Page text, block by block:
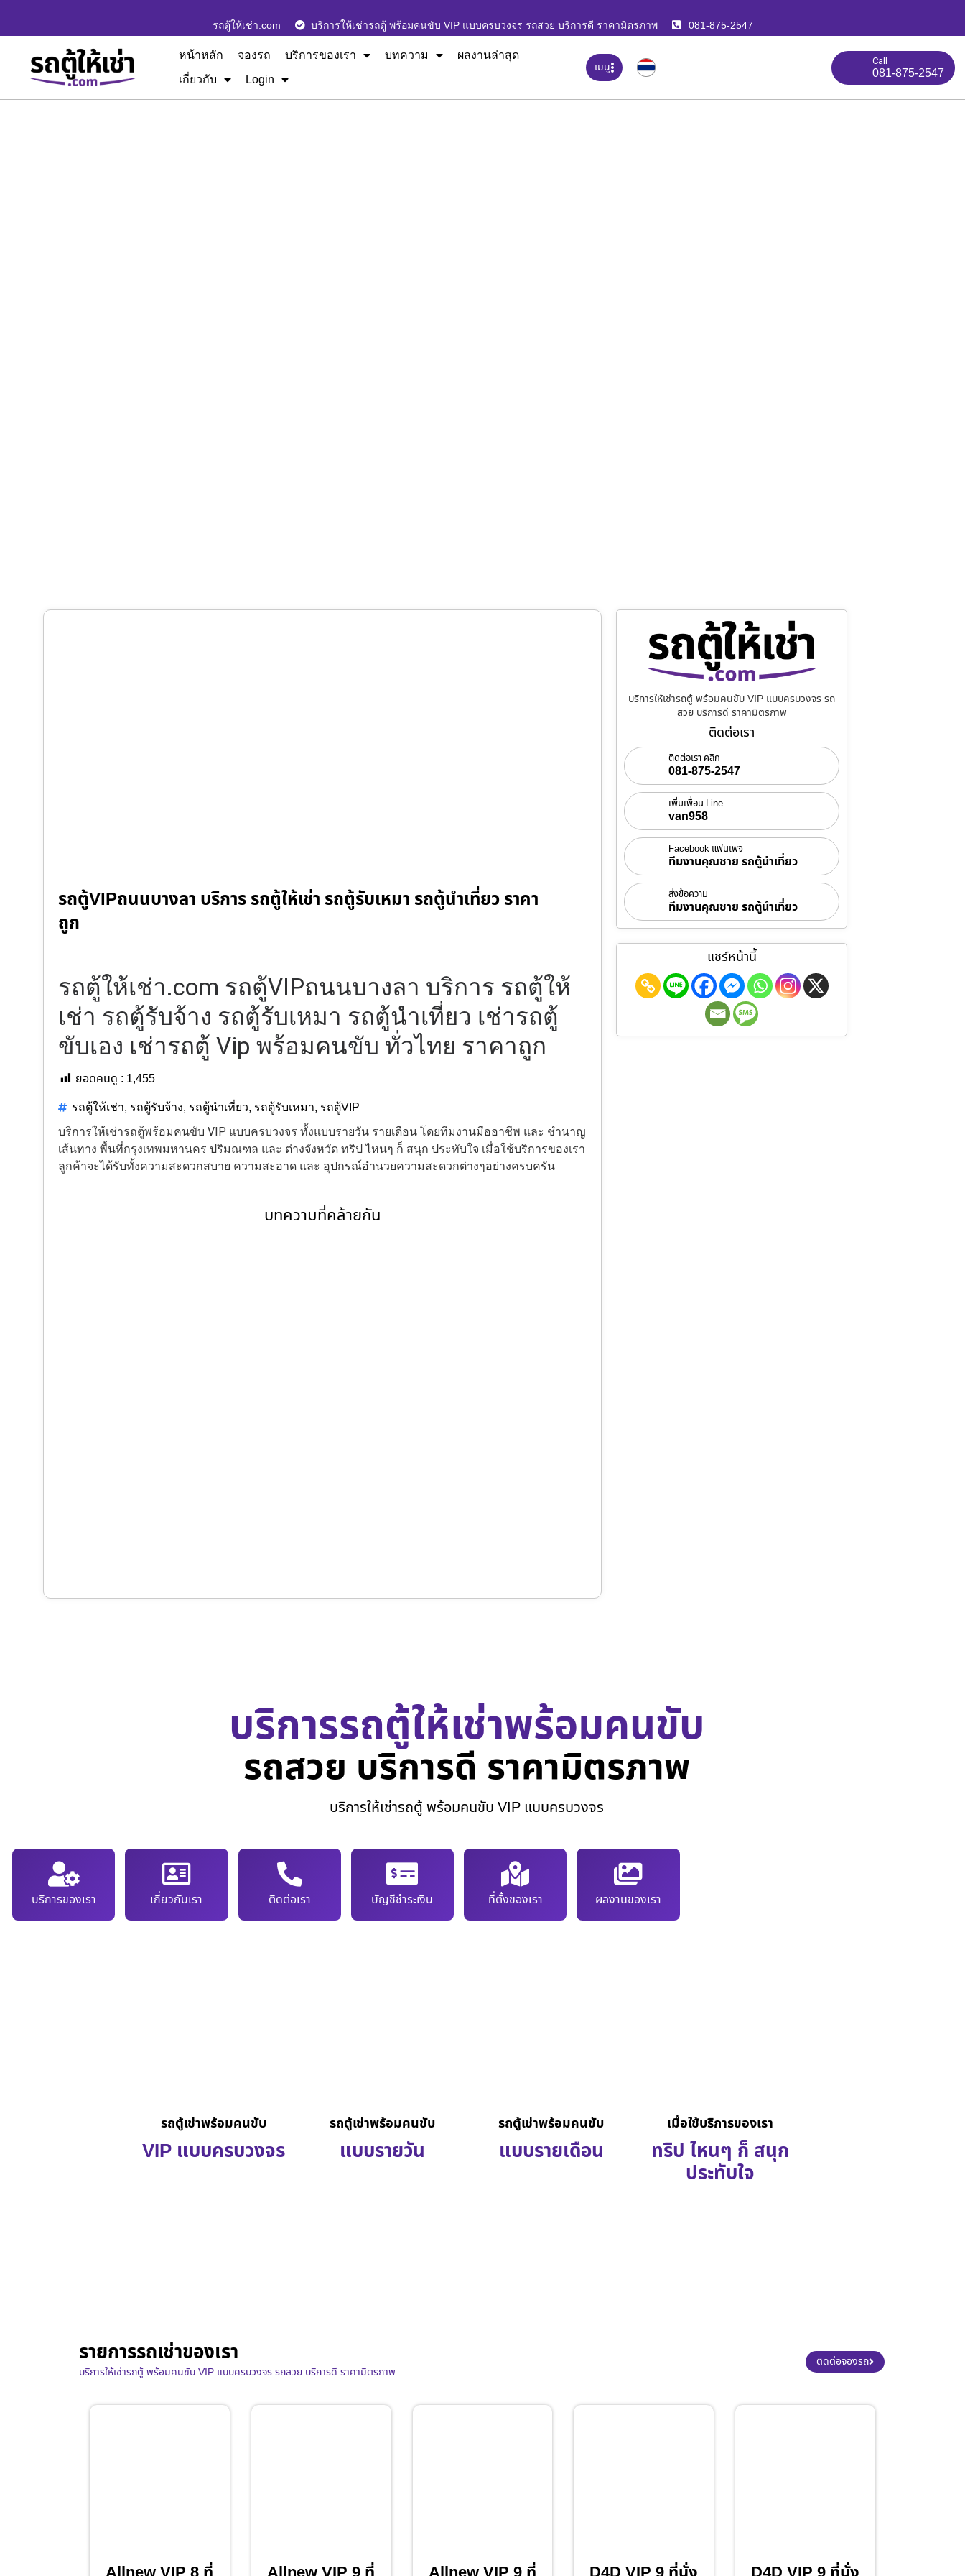
รถตู้ให้เช่า.com บริการให้เช่ารถตู้ พร้อมคนขับ VIP แบบครบวงจร รถสวย บริการดี ราคามิตรภาพ 081-875-2547
หน้าหลัก จองรถ บริการของเรา บทความ
ผลงานล่าสุด
เกี่ยวกับ
Login
เมนู Call
081-875-2547
รถตู้VIPถนนบางลา บริการ รถตู้ให้เช่า รถตู้รับเหมา รถตู้นำเที่ยว ราคา
ถูก
รถตู้ให้เช่า.com รถตู้VIPถนนบางลา บริการ รถตู้ให้
เช่า รถตู้รับจ้าง รถตู้รับเหมา รถตู้นำเที่ยว เช่ารถตู้
ขับเอง เช่ารถตู้ Vip พร้อมคนขับ ทั่วไทย ราคาถูก
ยอดคนดู : 1,455
รถตู้ให้เช่า, รถตู้รับจ้าง, รถตู้นำเที่ยว, รถตู้รับเหมา, รถตู้VIP
บริการให้เช่ารถตู้พร้อมคนขับ VIP แบบครบวงจร ทั้งแบบรายวัน รายเดือน โดยทีมงานมืออาชีพ และ ชำนาญ
เส้นทาง พื้นที่กรุงเทพมหานคร ปริมณฑล และ ต่างจังหวัด ทริป ไหนๆ ก็ สนุก ประทับใจ เมื่อใช้บริการของเรา
ลูกค้าจะได้รับทั้งความสะดวกสบาย ความสะอาด และ อุปกรณ์อำนวยความสะดวกต่างๆอย่างครบครัน
บทความที่คล้ายกัน
บริการให้เช่ารถตู้ พร้อมคนขับ VIP แบบครบวงจร รถ
สวย บริการดี ราคามิตรภาพ
ติดต่อเรา
ติดต่อเรา คลิก
081-875-2547
เพิ่มเพื่อน Line
van958
Facebook แฟนเพจ
ทีมงานคุณชาย รถตู้นำเที่ยว
ส่งข้อความ
ทีมงานคุณชาย รถตู้นำเที่ยว
แชร์หน้านี้
บริการรถตู้ให้เช่าพร้อมคนขับ
รถสวย บริการดี ราคามิตรภาพ
บริการให้เช่ารถตู้ พร้อมคนขับ VIP แบบครบวงจร
บริการของเรา เกี่ยวกับเรา ติดต่อเรา บัญชีชำระเงิน ที่ตั้งของเรา ผลงานของเรา
รถตู้เช่าพร้อมคนขับ
VIP แบบครบวงจร
รถตู้เช่าพร้อมคนขับ
แบบรายวัน
รถตู้เช่าพร้อมคนขับ
แบบรายเดือน
เมื่อใช้บริการของเรา
ทริป ไหนๆ ก็ สนุก
ประทับใจ
รายการรถเช่าของเรา
บริการให้เช่ารถตู้ พร้อมคนขับ VIP แบบครบวงจร รถสวย บริการดี ราคามิตรภาพ
ติดต่อจองรถ